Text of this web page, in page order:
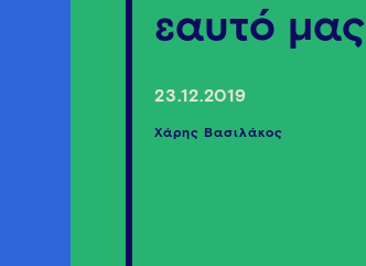
εαυτό μας
23.12.2019
Χάρης Βασιλάκος